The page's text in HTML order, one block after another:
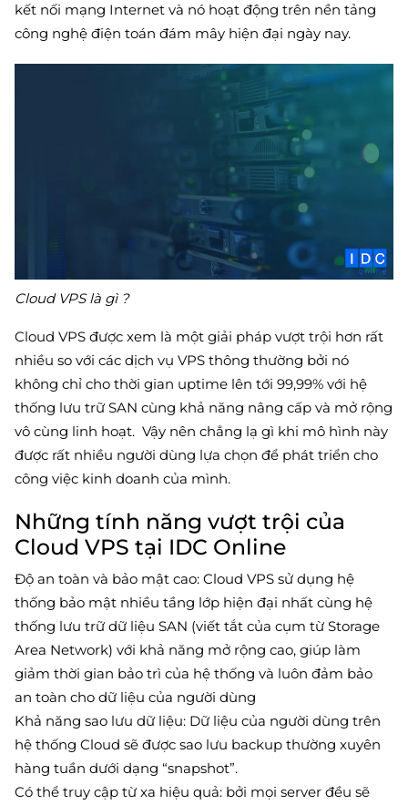
kết nối mạng Internet và nó hoạt động trên nền tảng
công nghệ điện toán đám mây hiện đại ngày nay.
Cloud VPS là gì ?
Cloud VPS được xem là một giải pháp vượt trội hơn rất
nhiều so với các dịch vụ VPS thông thường bởi nó
không chỉ cho thời gian uptime lên tới 99,99% với hệ
thống lưu trữ SAN cùng khả năng nâng cấp và mở rộng
vô cùng linh hoạt. Vậy nên chẳng lạ gì khi mô hình này
được rất nhiều người dùng lựa chọn để phát triển cho
công việc kinh doanh của mình.
Những tính năng vượt trội của
Cloud VPS tại IDC Online
Độ an toàn và bảo mật cao: Cloud VPS sử dụng hệ
thống bảo mật nhiều tầng lớp hiện đại nhất cùng hệ
thống lưu trữ dữ liệu SAN (viết tắt của cụm từ Storage
Area Network) với khả năng mở rộng cao, giúp làm
giảm thời gian bảo trì của hệ thống và luôn đảm bảo
an toàn cho dữ liệu của người dùng
Khả năng sao lưu dữ liệu: Dữ liệu của người dùng trên
hệ thống Cloud sẽ được sao lưu backup thường xuyên
hàng tuần dưới dạng “snapshot”.
Có thể truy cập từ xa hiệu quả: bởi mọi server đều sẽ